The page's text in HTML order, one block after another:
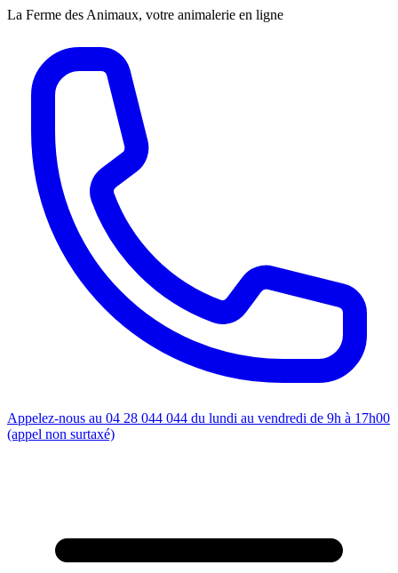
La Ferme des Animaux, votre animalerie en ligne
Appelez-nous au 04 28 044 044 du lundi au vendredi de 9h à 17h00
(appel non surtaxé)